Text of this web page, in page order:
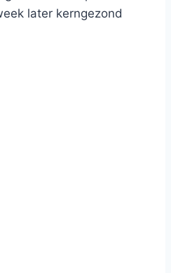
later kerngezond